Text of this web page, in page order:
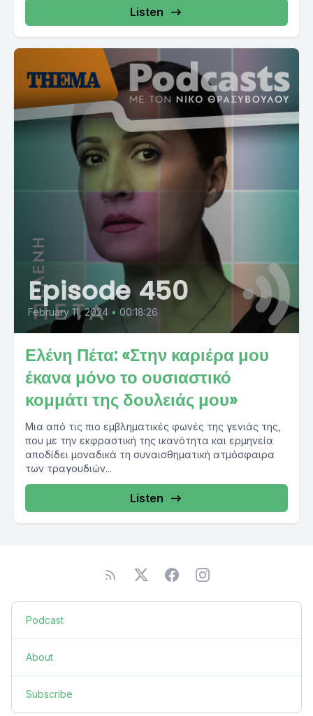
Listen
Episode 450
February 11, 2024 • 00:18:26
Ελένη Πέτα: «Στην καριέρα μου
έκανα μόνο το ουσιαστικό
κομμάτι της δουλειάς μου»
Μια από τις πιο εμβληματικές φωνές της γενιάς της,
που με την εκφραστική της ικανότητα και ερμηνεία
αποδίδει μοναδικά τη συναισθηματική ατμόσφαιρα
των τραγουδιών...
Listen
Podcast
About
Subscribe